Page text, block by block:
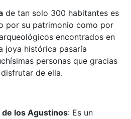
de tan solo 300 habitantes es
por su patrimonio como por
encontrados en
joya histórica pasaría
personas que gracias
de ella.
los Agustinos: Es un